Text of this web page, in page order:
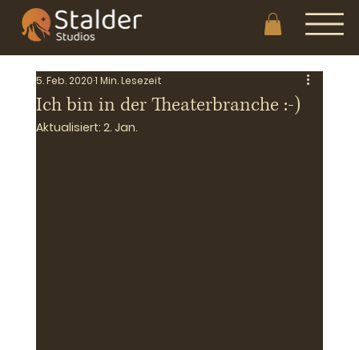
Ich bin in der Theaterbranche :-)
5. Feb. 20201 Min. Lesezeit
Aktualisiert: 2. Jan.